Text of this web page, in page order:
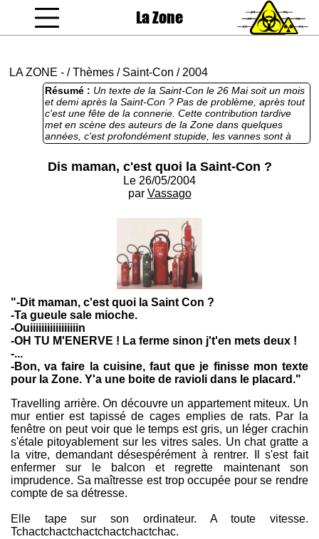
La Zone
LA ZONE - /Thèmes / Saint-Con / 2004
Résumé : Un texte de la Saint-Con le 26 Mai soit un mois
et demi après la Saint-Con ? Pas de problème, après tout
c'est une fête de la connerie. Cette contribution tardive
met en scène des auteurs de la Zone dans quelques
années, c'est profondément stupide, les vannes sont à
chier, bref Vassago ferait une belle victime pour la Saint-
Dis maman, c'est quoi la Saint-Con ?
Le 26/05/2004
par Vassago
"-Dit maman, c'est quoi la Saint Con ?
-Ta gueule sale mioche.
-Ouiiiiiiiiiiiiiiiiin
-OH TU M'ENERVE ! La ferme sinon j't'en mets deux !
-...
-Bon, va faire la cuisine, faut que je finisse mon texte
pour la Zone. Y'a une boite de ravioli dans le placard."
Travelling arrière. On découvre un appartement miteux. Un
mur entier est tapissé de cages emplies de rats. Par la
fenêtre on peut voir que le temps est gris, un léger crachin
s'étale pitoyablement sur les vitres sales. Un chat gratte a
la vitre, demandant désespérément à rentrer. Il s'est fait
enfermer sur le balcon et regrette maintenant son
imprudence. Sa maîtresse est trop occupée pour se rendre
compte de sa détresse.
Elle tape sur son ordinateur. A toute vitesse.
Tchactchactchactchactchactchac.